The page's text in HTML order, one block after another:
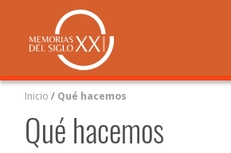
Inicio / Qué hacemos
Qué hacemos